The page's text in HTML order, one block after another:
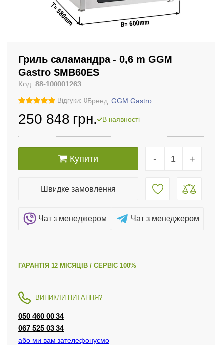
Гриль саламандра - 0,6 m GGM
Gastro SMB60ES
Код 88-100001263
Відгуки: 0Бренд: GGM Gastro
250 848 грн. В наявності
- +
Купити
Швидке замовлення
Чат з менеджером Чат з менеджером
ГАРАНТІЯ 12 МІСЯЦІВ / СЕРВІС 100%
ВИНИКЛИ ПИТАННЯ?
050 460 00 34
067 525 03 34
або ми вам зателефонуємо